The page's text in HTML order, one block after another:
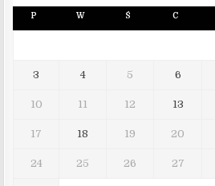
P W Ś C
3 4 5 6
10 11 12 13
17 18 19 20
24 25 26 27